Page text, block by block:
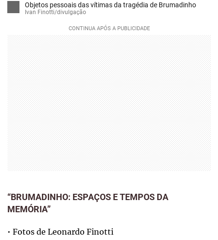
Objetos pessoais das vítimas da tragédia de Brumadinho
Ivan Finotti/divulgação
“BRUMADINHO: ESPAÇOS E TEMPOS DA
MEMÓRIA”
• Fotos de Leonardo Finotti